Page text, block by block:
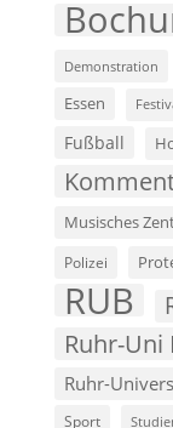
Demonstration
Essen
Fußball
Musisches
Polizei
RUB
Ruhr-Uni
Ruhr-
Sport